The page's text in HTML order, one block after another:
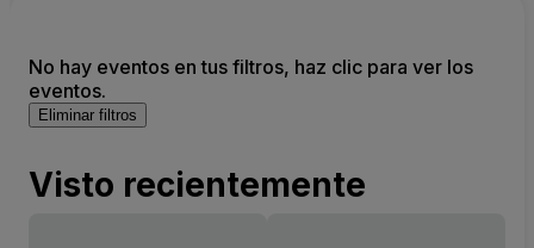
No hay eventos en tus filtros, haz clic para ver los
eventos.
Eliminar filtros
Visto recientemente